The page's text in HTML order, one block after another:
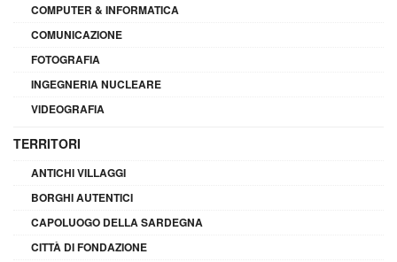
COMPUTER & INFORMATICA
COMUNICAZIONE
FOTOGRAFIA
INGEGNERIA NUCLEARE
VIDEOGRAFIA
TERRITORI
ANTICHI VILLAGGI
BORGHI AUTENTICI
CAPOLUOGO DELLA SARDEGNA
CITTÀ DI FONDAZIONE